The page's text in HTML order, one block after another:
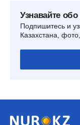
Узнавайте
Подпишитесь и
Казахстана,